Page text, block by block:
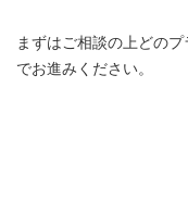
まずはご相談の上どの
でお進みください。